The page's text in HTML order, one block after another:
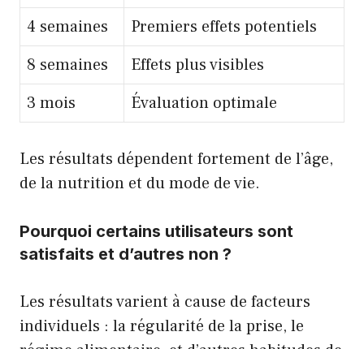
4 semaines
Premiers effets potentiels
8 semaines
Effets plus visibles
3 mois
Évaluation optimale
Les résultats dépendent fortement de l’âge,
de la nutrition et du mode de vie.
Pourquoi certains utilisateurs sont
satisfaits et d’autres non ?
Les résultats varient à cause de facteurs
individuels : la régularité de la prise, le